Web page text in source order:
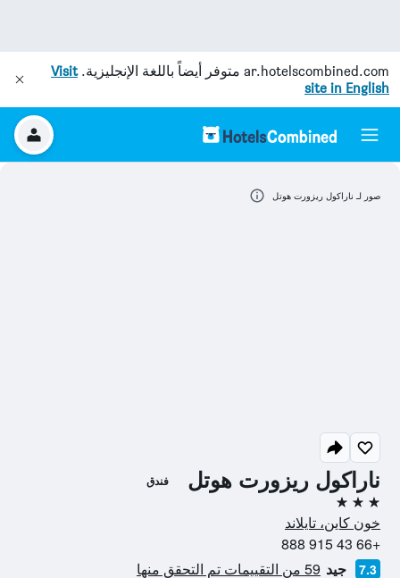
ar.hotelscombined.com متوفر أيضاً باللغة الإنجليزية.Visit
site in English
ناراكول ريزورت هوتل فندق
3 نجوم
خون كاين، تايلاند
+66 43 915 888
7.3 جيد 59 من التقييمات تم التحقق منها
صور لـ ناراكول ريزورت هوتل